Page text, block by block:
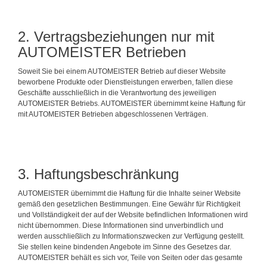
2. Vertragsbeziehungen nur mit
AUTOMEISTER Betrieben
Soweit Sie bei einem AUTOMEISTER Betrieb auf dieser Website
beworbene Produkte oder Dienstleistungen erwerben, fallen diese
Geschäfte ausschließlich in die Verantwortung des jeweiligen
AUTOMEISTER Betriebs. AUTOMEISTER übernimmt keine Haftung für
mit AUTOMEISTER Betrieben abgeschlossenen Verträgen.
3. Haftungsbeschränkung
AUTOMEISTER übernimmt die Haftung für die Inhalte seiner Website
gemäß den gesetzlichen Bestimmungen. Eine Gewähr für Richtigkeit
und Vollständigkeit der auf der Website befindlichen Informationen wird
nicht übernommen. Diese Informationen sind unverbindlich und
werden ausschließlich zu Informationszwecken zur Verfügung gestellt.
Sie stellen keine bindenden Angebote im Sinne des Gesetzes dar.
AUTOMEISTER behält es sich vor, Teile von Seiten oder das gesamte